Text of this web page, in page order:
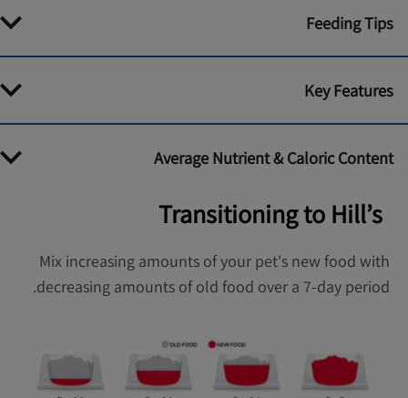
Feeding Tips
Key Features
Average Nutrient & Caloric Content
Transitioning to Hill’s
Mix increasing amounts of your pet's new food with
decreasing amounts of old food over a 7-day period.